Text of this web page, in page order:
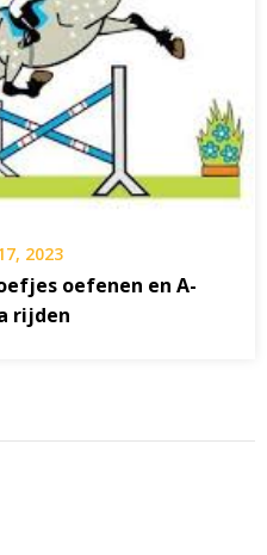
2023
oefenen en A-
rijden